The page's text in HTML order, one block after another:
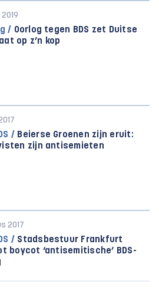
/ Oorlog tegen BDS zet Duitse
op z’n kop
/ Beierse Groenen zijn eruit:
zijn antisemieten
2017
/ Stadsbestuur Frankfurt
boycot ‘antisemitische’ BDS-